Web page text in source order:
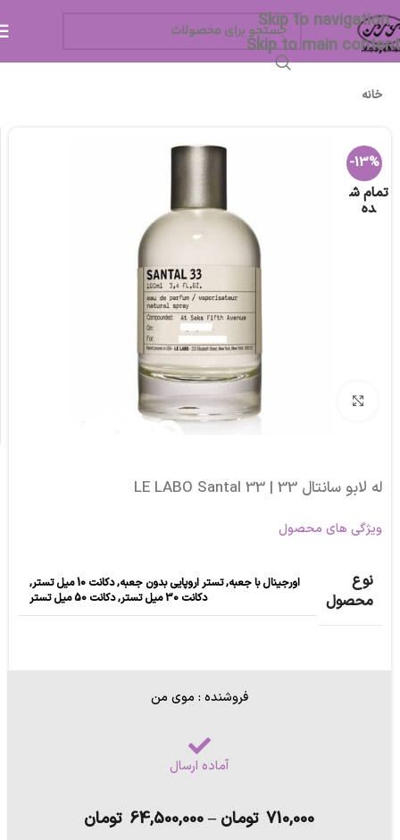
Skip to navigation
Skip to main content
خانه
-13%
تمام ش
ده
برای بزرگنمایی کلیک کنید
له لابو سانتال 33 | LE LABO Santal 33
ویژگی های محصول
نوع
محصول
اورجینال با جعبه,تستر اروپایی بدون جعبه,دکانت 10 میل تستر
,
دکانت 30 میل تستر
,دکانت 50 میل تستر
فروشنده : موی من
آماده ارسال
710,000 تومان –
64,500,000 تومان